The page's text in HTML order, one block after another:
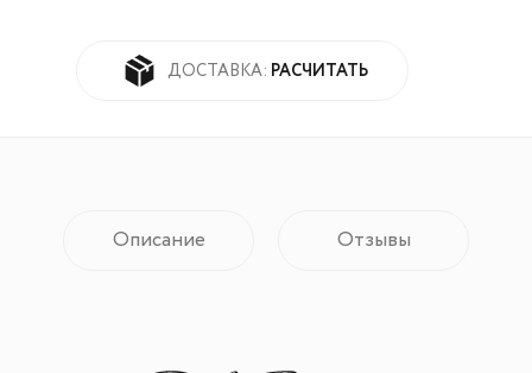
ДОСТАВКА: РАСЧИТАТЬ
Описание Отзывы